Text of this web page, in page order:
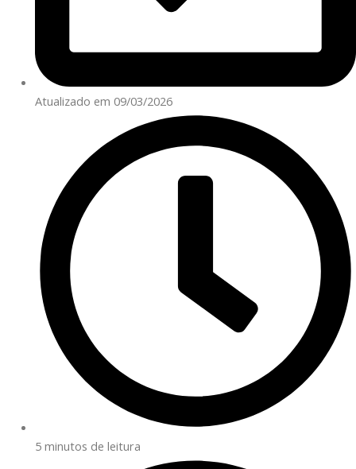
Atualizado em 09/03/2026
5 minutos de leitura